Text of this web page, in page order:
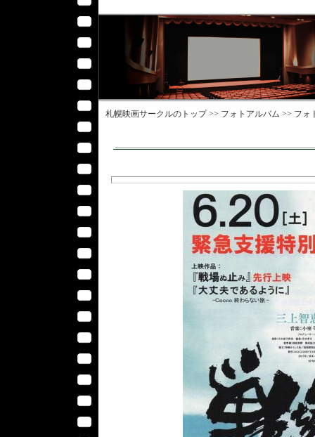
札幌映画サークルのトップ >> フォトアルバム >> フォ